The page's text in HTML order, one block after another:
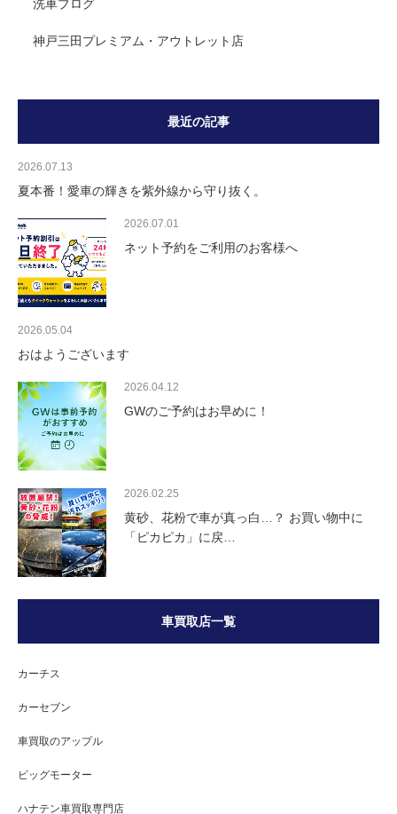
洗車ブログ
神戸三田プレミアム・アウトレット店
最近の記事
2026.07.13
夏本番！愛車の輝きを紫外線から守り抜く。
2026.07.01
ネット予約をご利用のお客様へ
2026.05.04
おはようございます
2026.04.12
GWのご予約はお早めに！
2026.02.25
黄砂、花粉で車が真っ白…？ お買い物中に
「ピカピカ」に戻…
車買取店一覧
カーチス
カーセブン
車買取のアップル
ビッグモーター
ハナテン車買取専門店